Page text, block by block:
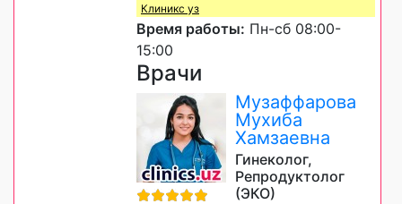
Клиникс уз
Время работы: Пн-сб 08:00-
15:00
Врачи
Музаффарова
Мухиба
Хамзаевна
Гинеколог,
Репродуктолог
(ЭКО)